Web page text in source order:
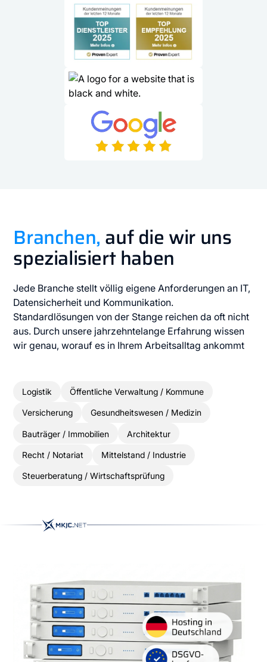
Branchen, auf die wir uns
spezialisiert haben
Jede Branche stellt völlig eigene Anforderungen an IT,
Datensicherheit und Kommunikation.
Standardlösungen von der Stange reichen da oft nicht
aus. Durch unsere jahrzehntelange Erfahrung wissen
wir genau, worauf es in Ihrem Arbeitsalltag ankommt
Logistik Öffentliche Verwaltung / Kommune
Versicherung Gesundheitswesen / Medizin
Bauträger / Immobilien Architektur
Recht / Notariat Mittelstand / Industrie
Steuerberatung / Wirtschaftsprüfung